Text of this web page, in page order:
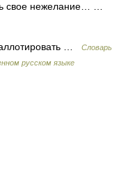
свое нежелание… …
…
Словарь
русском языке